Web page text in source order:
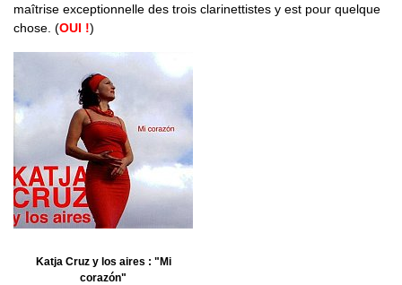
maîtrise exceptionnelle des trois clarinettistes y est pour quelque
chose. (OUI !)
Katja Cruz y los aires : "Mi
corazón"